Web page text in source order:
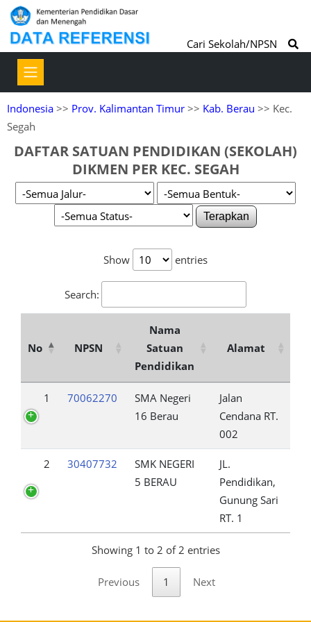
Cari Sekolah/NPSN
Indonesia >> Prov. Kalimantan Timur >> Kab. Berau >> Kec.
Segah
DAFTAR SATUAN PENDIDIKAN (SEKOLAH)
DIKMEN PER KEC. SEGAH
Terapkan
Show entries
Search:
No NPSN
Nama
Satuan
Pendidikan
Alamat
1 70062270
SMA Negeri
16 Berau
Jalan
Cendana RT.
002
2 30407732
SMK NEGERI
5 BERAU
JL.
Pendidikan,
Gunung Sari
RT. 1
Showing 1 to 2 of 2 entries
Previous 1 Next